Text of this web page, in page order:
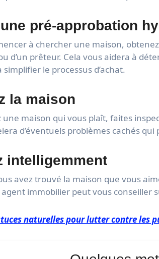
pré-approbation
à chercher une maison,
d’un prêteur. Cela vous aidera à
le processus d’achat.
la maison
une maison qui vous plaît, faites
d’éventuels problèmes cachés
intelligemment
avez trouvé la maison que vous
immobilier peut vous conseiller
naturelles pour lutter contre les